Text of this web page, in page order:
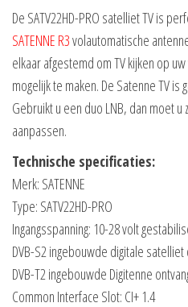
De SATV22HD-PRO satelliet TV is
SATENNE R3volautomatische
elkaar afgestemd om TV kijken op
mogelijk te maken. De Satenne TV is
Gebruikt u een duo LNB, dan moet u
aanpassen.
Technische specificaties:
Merk: SATENNE
Type: SATV22HD-PRO
Ingangsspanning: 10-28 volt
DVB-S2 ingebouwde digitale
DVB-T2 ingebouwde Digitenne
Common Interface Slot: CI+ 1.4